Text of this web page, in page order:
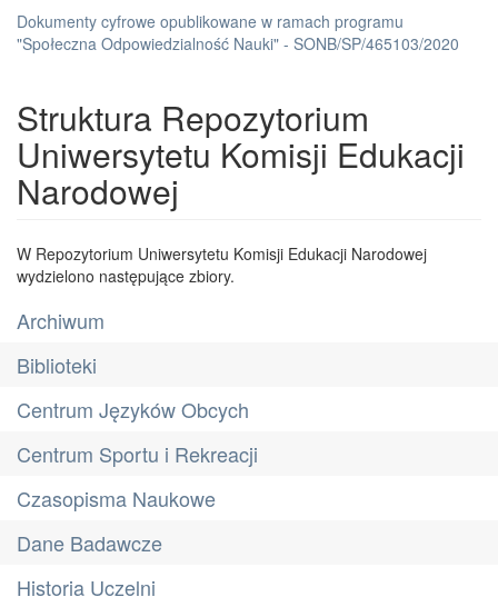
Dokumenty cyfrowe opublikowane w ramach programu
"Społeczna Odpowiedzialność Nauki" - SONB/SP/465103/2020
Struktura Repozytorium
Uniwersytetu Komisji Edukacji
Narodowej
W Repozytorium Uniwersytetu Komisji Edukacji Narodowej
wydzielono następujące zbiory.
Archiwum
Biblioteki
Centrum Języków Obcych
Centrum Sportu i Rekreacji
Czasopisma Naukowe
Dane Badawcze
Historia Uczelni